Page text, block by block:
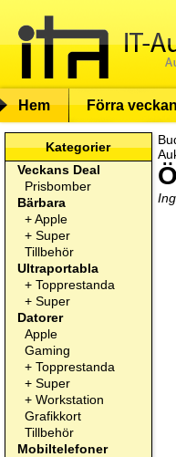
Hem Förra
Kategorier
Veckans Deal
Prisbomber
Bärbara
+Apple
+ Super
Tillbehör
Ultraportabla
+ Topprestanda
+ Super
Datorer
Apple
Gaming
+ Topprestanda
+ Super
+ Workstation
Grafikkort
Tillbehör
Mobiltelefoner